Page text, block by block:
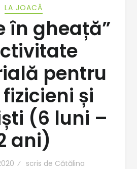
LA JOACĂ
în gheață”
pentru
și
(6 luni –
ani)
scris de Cătălina